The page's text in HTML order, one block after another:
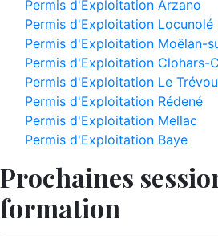
Permis d'Exploitation Arzano
Permis d'Exploitation Locunolé
Permis d'Exploitation Moëlan-
Permis d'Exploitation Clohars-
Permis d'Exploitation Le
Permis d'Exploitation Rédené
Permis d'Exploitation Mellac
Permis d'Exploitation Baye
Prochaines
formation